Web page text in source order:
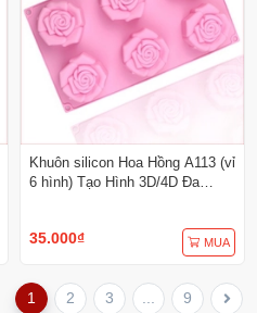
Khuôn silicon Hoa Hồng A113 (vỉ
6 hình) Tạo Hình 3D/4D Đa
35.000₫ MUA
1 2 3 9